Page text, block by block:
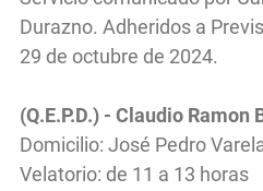
Durazno. Adheridos a
29 de octubre de 2024.
(Q.E.P.D.) - Claudio Ramon
Domicilio: José Pedro
Velatorio: de 11 a 13 horas